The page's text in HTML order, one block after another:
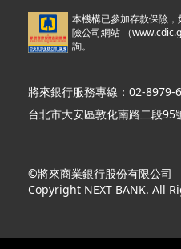
本機構已參加存款保險
險公司網站 （
詢。
將來銀行服務專線：02-8979-
台北市大安區敦化南路二段95
©將來商業銀行股份有限公司
Copyright NEXT BANK. All